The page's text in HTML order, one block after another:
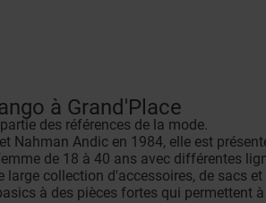
à Grand'Place
des références de la mode.
Nahman Andic en 1984, elle est
de 18 à 40 ans avec différentes
large collection d'accessoires, de sacs
à des pièces fortes qui permettent